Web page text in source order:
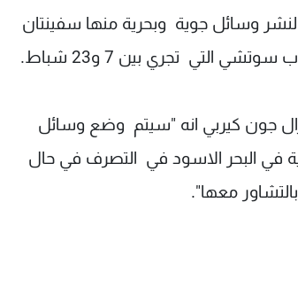
لنشر وسائل جوية وبحرية منها سفينتان
التي تجري بين 7 و23 شباط.
جون كيربي انه "سيتم وضع وسائل
في البحر الاسود في التصرف في حال
معها".